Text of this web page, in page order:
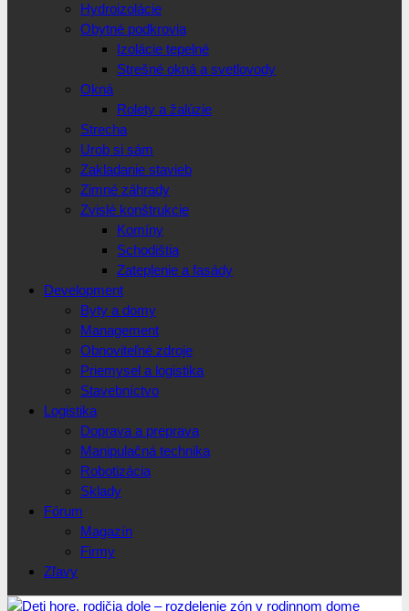
Hydroizolácie
Obytné podkrovia
Izolácie tepelné
Strešné okná a svetlovody
Okná
Rolety a žalúzie
Strecha
Urob si sám
Zakladanie stavieb
Zimné záhrady
Zvislé konštrukcie
Komíny
Schodištia
Zateplenie a fasády
Development
Byty a domy
Management
Obnoviteľné zdroje
Priemysel a logistika
Stavebníctvo
Logistika
Doprava a preprava
Manipulačná technika
Robotizácia
Sklady
Fórum
Magazín
Firmy
Zľavy